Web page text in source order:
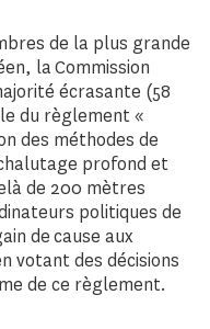
de la plus grande
la Commission
écrasante (58
du règlement «
des méthodes de
profond et
de 200 mètres
politiques de
de cause aux
votant des décisions
de ce règlement.